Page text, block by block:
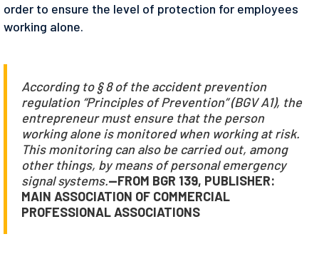
order to ensure the level of protection for employees
working alone.
According to § 8 of the accident prevention
regulation “Principles of Prevention” (BGV A1), the
entrepreneur must ensure that the person
working alone is monitored when working at risk.
This monitoring can also be carried out, among
other things, by means of personal emergency
signal systems.—FROM BGR 139, PUBLISHER:
MAIN ASSOCIATION OF COMMERCIAL
PROFESSIONAL ASSOCIATIONS